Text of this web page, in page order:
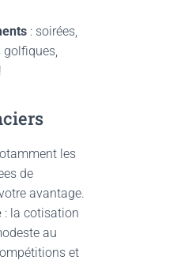
: soirées,
golfiques,
les
de
avantage.
: la cotisation
au
et